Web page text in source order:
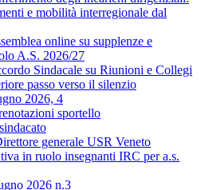
e mobilità interregionale dal
online su supplenze e
A.S. 2026/27
Sindacale su Riunioni e Collegi
passo verso il silenzio
2026, 4
sportello
generale USR Veneto
in ruolo insegnanti IRC per a.s.
2026 n.3